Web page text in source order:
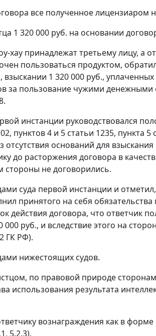
все полученное лицензиаром
1 320 000 руб. на основании
хау принадлежат третьему лицу, а
пользоваться продуктом,
1 320 000 руб.,
за пользование чужими денежными
инстанции руководствовался
пунктов 4 и 5 статьи 1235, пункта
оснований для
до расторжения договора в
стороны не договорились.
суда первой инстанции и
принятого на себя
действия договора, что ответчик
руб., и вследствие этого на
ГК РФ).
нижестоящих судов.
по правовой природе
использования результата
вознаграждения как в
5.2.3).